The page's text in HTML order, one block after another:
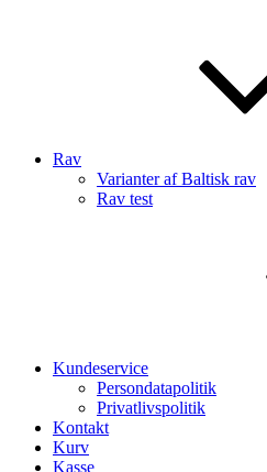
Rav
Varianter af Baltisk rav
Rav test
Kundeservice
Persondatapolitik
Privatlivspolitik
Kontakt
Kurv
Kasse